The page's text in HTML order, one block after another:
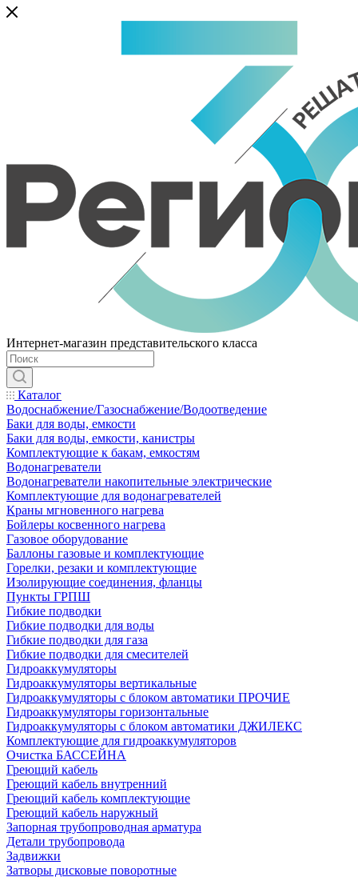
Интернет-магазин представительского класса
Каталог
Водоснабжение/Газоснабжение/Водоотведение
Баки для воды, емкости
Баки для воды, емкости, канистры
Комплектующие к бакам, емкостям
Водонагреватели
Водонагреватели накопительные электрические
Комплектующие для водонагревателей
Краны мгновенного нагрева
Бойлеры косвенного нагрева
Газовое оборудование
Баллоны газовые и комплектующие
Горелки, резаки и комплектующие
Изолирующие соединения, фланцы
Пункты ГРПШ
Гибкие подводки
Гибкие подводки для воды
Гибкие подводки для газа
Гибкие подводки для смесителей
Гидроаккумуляторы
Гидроаккумуляторы вертикальные
Гидроаккумуляторы с блоком автоматики ПРОЧИЕ
Гидроаккумуляторы горизонтальные
Гидроаккумуляторы с блоком автоматики ДЖИЛЕКС
Комплектующие для гидроаккумуляторов
Очистка БАССЕЙНА
Греющий кабель
Греющий кабель внутренний
Греющий кабель комплектующие
Греющий кабель наружный
Запорная трубопроводная арматура
Детали трубопровода
Задвижки
Затворы дисковые поворотные